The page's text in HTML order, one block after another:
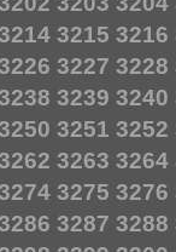
3215 3216
3227 3228
3239 3240
3251 3252
3263 3264
3275 3276
3287 3288